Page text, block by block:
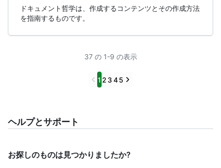
ドキュメント哲学は、作成するコンテンツとその作成方法
を指南するものです。
37 の 1-9 の表示
Previous
1 2 3 45 Next
ヘルプとサポート
お探しのものは見つかりましたか?